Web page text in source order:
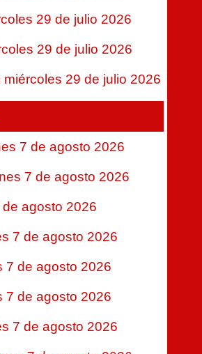
29 de julio 2026
29 de julio 2026
29 de julio 2026
7 de agosto 2026
7 de agosto 2026
agosto 2026
7 de agosto 2026
7 de agosto 2026
7 de agosto 2026
7 de agosto 2026